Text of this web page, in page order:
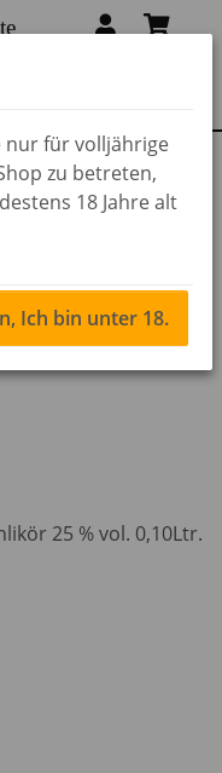
nur für volljährige
zu betreten,
18 Jahre alt
Ich bin unter 18.